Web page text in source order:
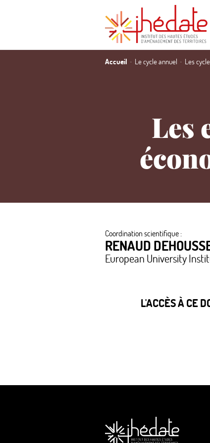
Accueil Le cycle annuel Les
Les
Coordination scientifique :
RENAUD
European University
L'ACCÈS À CE